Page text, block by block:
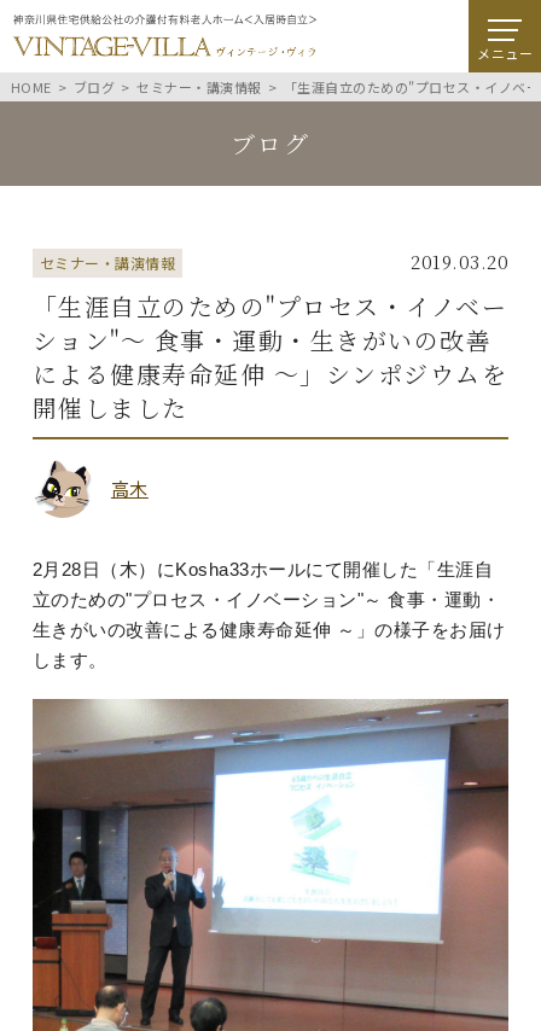
メニュー
HOME
ブログ セミナー・講演情報 「生涯自立のための"プロセス・イノベ
ブログ
セミナー・講演情報 2019.03.20
「生涯自立のための"プロセス・イノベー
ション"～ 食事・運動・生きがいの改善
による健康寿命延伸 ～」シンポジウムを
開催しました
高木
2月28日（木）にKosha33ホールにて開催した「生涯自
立のための"プロセス・イノベーション"～ 食事・運動・
生きがいの改善による健康寿命延伸 ～」の様子をお届け
します。